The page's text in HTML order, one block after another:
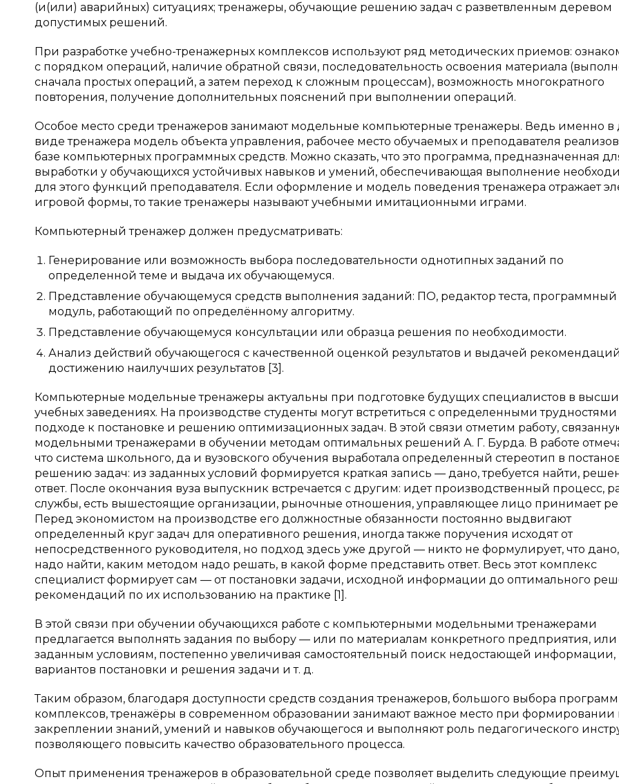
(и(или) аварийных) ситуациях; тренажеры, обучающие решению задач с разветвленным деревом
допустимых решений.
При разработке учебно-тренажерных комплексов используют ряд методических приемов:
с порядком операций, наличие обратной связи, последовательность освоения материала
сначала простых операций, а затем переход к сложным процессам), возможность многократного
повторения, получение дополнительных пояснений при выполнении операций.
Особое место среди тренажеров занимают модельные компьютерные тренажеры. Ведь именно в
виде тренажера модель объекта управления, рабочее место обучаемых и преподавателя
базе компьютерных программных средств. Можно сказать, что это программа, предназначенная
выработки у обучающихся устойчивых навыков и умений, обеспечивающая выполнение
для этого функций преподавателя. Если оформление и модель поведения тренажера отражает
игровой формы, то такие тренажеры называют учебными имитационными играми.
Компьютерный тренажер должен предусматривать:
Генерирование или возможность выбора последовательности однотипных заданий по
определенной теме и выдача их обучающемуся.
Представление обучающемуся средств выполнения заданий: ПО, редактор теста, программный
модуль, работающий по определённому алгоритму.
Представление обучающемуся консультации или образца решения по необходимости.
Анализ действий обучающегося с качественной оценкой результатов и выдачей
достижению наилучших результатов [3].
Компьютерные модельные тренажеры актуальны при подготовке будущих специалистов в
учебных заведениях. На производстве студенты могут встретиться с определенными трудностями
подходе к постановке и решению оптимизационных задач. В этой связи отметим работу,
модельными тренажерами в обучении методам оптимальных решений А. Г. Бурда. В работе
что система школьного, да и вузовского обучения выработала определенный стереотип в
решению задач: из заданных условий формируется краткая запись — дано, требуется найти,
ответ. После окончания вуза выпускник встречается с другим: идет производственный процесс,
службы, есть вышестоящие организации, рыночные отношения, управляющее лицо принимает
Перед экономистом на производстве его должностные обязанности постоянно выдвигают
определенный круг задач для оперативного решения, иногда также поручения исходят от
непосредственного руководителя, но подход здесь уже другой — никто не формулирует, что дано,
надо найти, каким методом надо решать, в какой форме представить ответ. Весь этот комплекс
специалист формирует сам — от постановки задачи, исходной информации до оптимального
рекомендаций по их использованию на практике [1].
В этой связи при обучении обучающихся работе с компьютерными модельными тренажерами
предлагается выполнять задания по выбору — или по материалам конкретного предприятия,
заданным условиям, постепенно увеличивая самостоятельный поиск недостающей информации,
вариантов постановки и решения задачи и т. д.
Таким образом, благодаря доступности средств создания тренажеров, большого выбора
комплексов, тренажёры в современном образовании занимают важное место при формировании
закреплении знаний, умений и навыков обучающегося и выполняют роль педагогического
позволяющего повысить качество образовательного процесса.
Опыт применения тренажеров в образовательной среде позволяет выделить следующие